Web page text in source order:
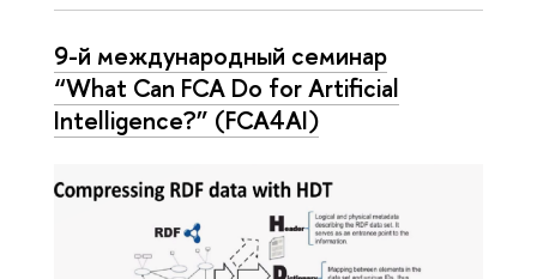
9-й международный семинар
“What Can FCA Do for Artificial
Intelligence?” (FCA4AI)